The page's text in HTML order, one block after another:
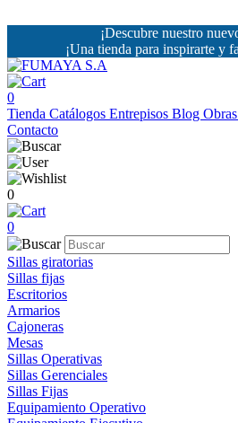
¡Descubre nuestro
¡Una tienda para inspirarte y
0
Tienda Catálogos Entrepisos Blog
Contacto
0
0
Sillas giratorias
Sillas fijas
Escritorios
Armarios
Cajoneras
Mesas
Sillas Operativas
Sillas Gerenciales
Sillas Fijas
Equipamiento Operativo